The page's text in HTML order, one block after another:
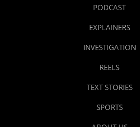
PODCAST
EXPLAINERS
INVESTIGATION
REELS
TEXT STORIES
SPORTS